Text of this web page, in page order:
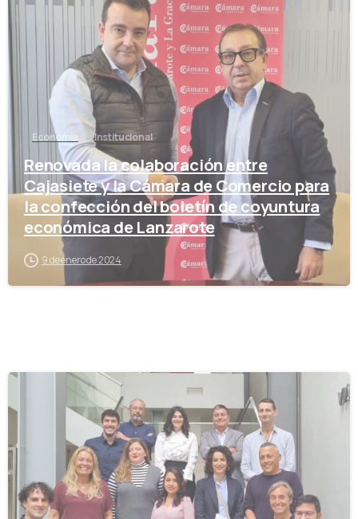
Economía Institucional
Renovada la colaboración entre
Cajasiete y la Cámara de Comercio para
la confección del boletín de coyuntura
económica de Lanzarote
9 de enero de 2024